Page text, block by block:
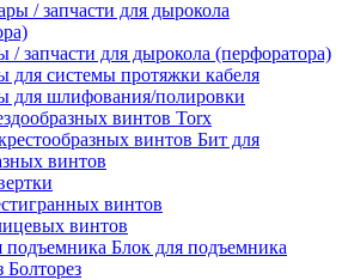
/ запчасти для дырокола (перфоратора)
для системы протяжки кабеля
для шлифования/полировки
винтов Torx
Бит для
винтов
винтов
винтов
Блок для подъемника
Болторез